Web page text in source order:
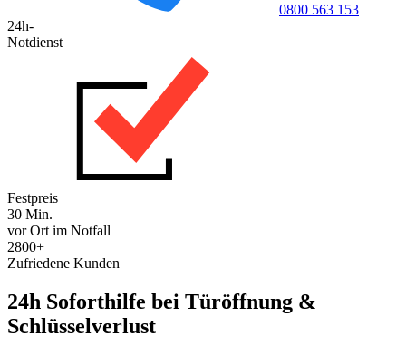
0800 563 153
24h-
Notdienst
Festpreis
30 Min.
vor Ort im Notfall
2800+
Zufriedene Kunden
24h Soforthilfe bei Türöffnung &
Schlüsselverlust